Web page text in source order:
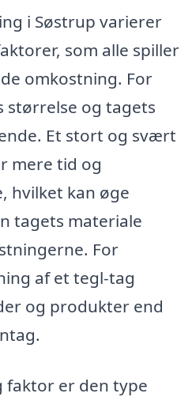
i Søstrup varierer
som alle spiller
omkostning. For
størrelse og tagets
Et stort og svært
mere tid og
hvilket kan øge
tagets materiale
For
af et tegl-tag
og produkter end
faktor er den type